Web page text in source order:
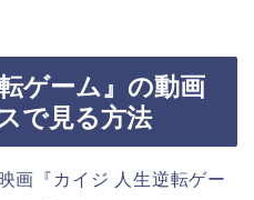
ゲーム』の動画
で見る方法
画『カイジ 人生逆転ゲー